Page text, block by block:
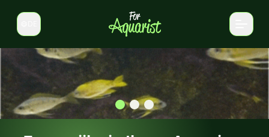
Sprache wechseln